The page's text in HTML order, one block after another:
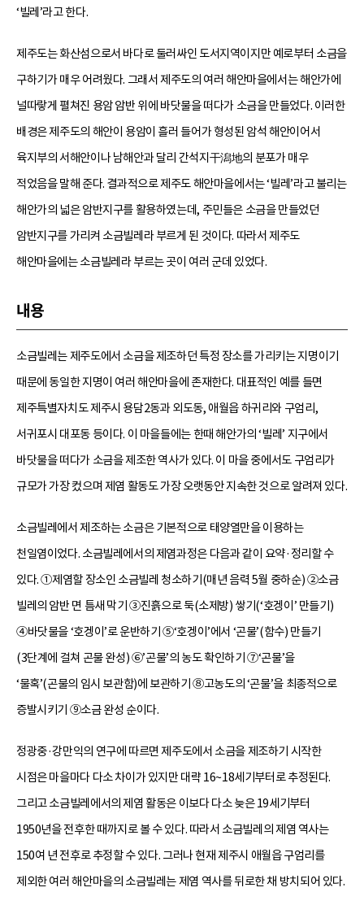
‘빌레’라고 한다.
제주도는 화산섬으로서 바다로 둘러싸인 도서지역이지만 예로부터 소금을
구하기가 매우 어려웠다. 그래서 제주도의 여러 해안마을에서는 해안가에
널따랗게 펼쳐진 용암 암반 위에 바닷물을 떠다가 소금을 만들었다. 이러한
배경은 제주도의 해안이 용암이 흘러 들어가 형성된 암석 해안이어서
육지부의 서해안이나 남해안과 달리 간석지干潟地의 분포가 매우
적었음을 말해 준다. 결과적으로 제주도 해안마을에서는 ‘빌레’라고 불리는
해안가의 넓은 암반지구를 활용하였는데, 주민들은 소금을 만들었던
암반지구를 가리켜 소금빌레라 부르게 된 것이다. 따라서 제주도
해안마을에는 소금빌레라 부르는 곳이 여러 군데 있었다.
내용
소금빌레는 제주도에서 소금을 제조하던 특정 장소를 가리키는 지명이기
때문에 동일한 지명이 여러 해안마을에 존재한다. 대표적인 예를 들면
제주특별자치도 제주시 용담2동과 외도동, 애월읍 하귀리와 구엄리,
서귀포시 대포동 등이다. 이 마을들에는 한때 해안가의 ‘빌레’ 지구에서
바닷물을 떠다가 소금을 제조한 역사가 있다. 이 마을 중에서도 구엄리가
규모가 가장 컸으며 제염 활동도 가장 오랫동안 지속한 것으로 알려져 있다.
소금빌레에서 제조하는 소금은 기본적으로 태양열만을 이용하는
천일염이었다. 소금빌레에서의 제염과정은 다음과 같이 요약·정리할 수
있다. ①제염할 장소인 소금빌레 청소하기(매년 음력 5월 중하순) ②소금
빌레의 암반 면 틈새 막기 ③진흙으로 둑(소제방) 쌓기(‘호겡이’ 만들기)
④바닷물을 ‘호겡이’로 운반하기 ⑤‘호겡이’에서 ‘곤물’(함수) 만들기
(3단계에 걸쳐 곤물 완성) ⑥’곤물’의 농도 확인하기 ⑦‘곤물’을
‘물혹’(곤물의 임시 보관함)에 보관하기 ⑧고농도의 ‘곤물’을 최종적으로
증발시키기 ⑨소금 완성 순이다.
정광중·강만익의 연구에 따르면 제주도에서 소금을 제조하기 시작한
시점은 마을마다 다소 차이가 있지만 대략 16~18세기부터로 추정된다.
그리고 소금빌레에서의 제염 활동은 이보다 다소 늦은 19세기부터
1950년을 전후한 때까지로 볼 수 있다. 따라서 소금빌레의 제염 역사는
150여 년 전후로 추정할 수 있다. 그러나 현재 제주시 애월읍 구엄리를
제외한 여러 해안마을의 소금빌레는 제염 역사를 뒤로한 채 방치되어 있다.